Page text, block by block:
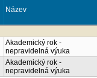
Název
Akademický rok -
nepravidelná výuka
Akademický rok -
nepravidelná výuka